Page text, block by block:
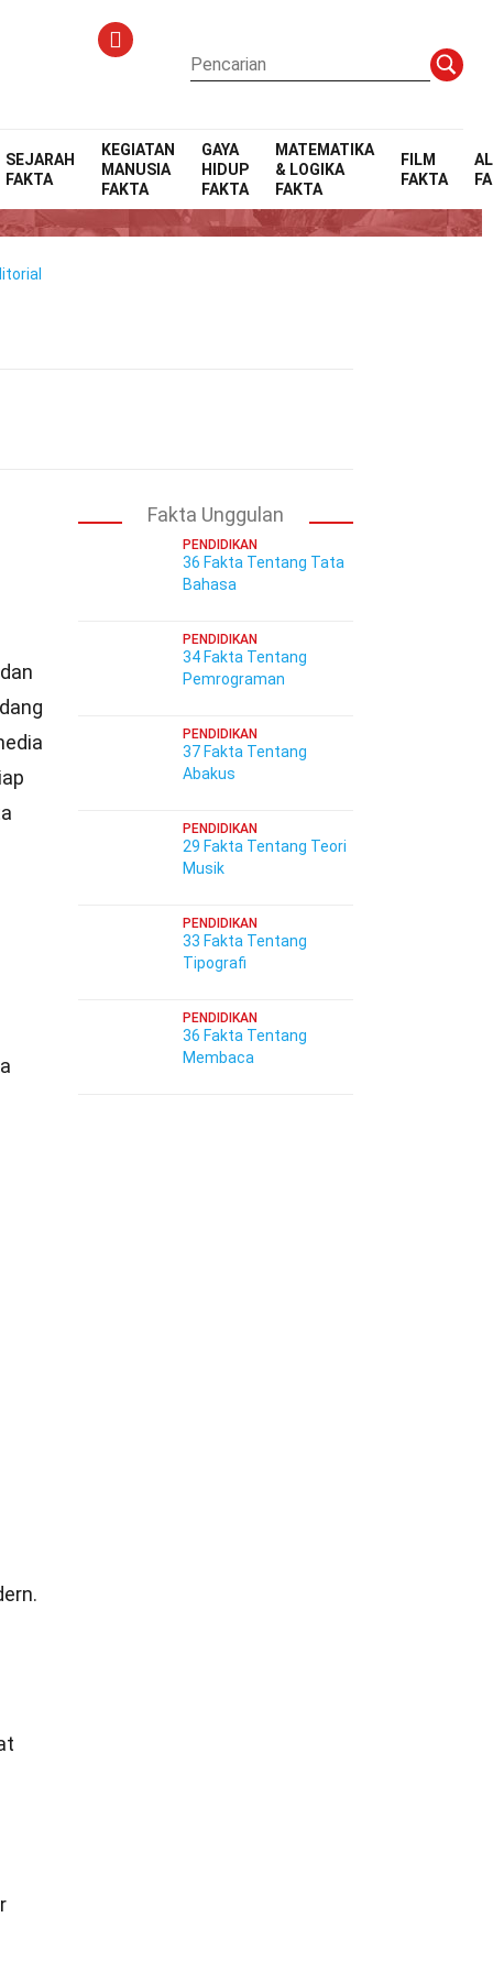
SEJARAH
FAKTA
KEGIATAN
MANUSIA
FAKTA
GAYA
HIDUP
FAKTA
MATEMATIKA
& LOGIKA
FAKTA
FILM
FAKTA
dan
Fakta Unggulan
PENDIDIKAN
36 Fakta Tentang Tata
Bahasa
PENDIDIKAN
34 Fakta Tentang
Pemrograman
PENDIDIKAN
37 Fakta Tentang
Abakus
PENDIDIKAN
29 Fakta Tentang Teori
Musik
PENDIDIKAN
33 Fakta Tentang
Tipografi
PENDIDIKAN
36 Fakta Tentang
Membaca